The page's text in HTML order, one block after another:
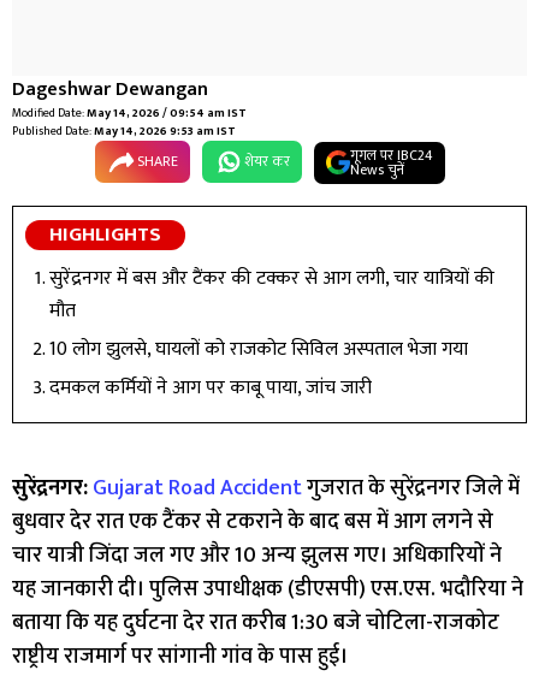
Dageshwar Dewangan
Modified Date:May 14, 2026 / 09:54 am IST
Published Date:May 14, 2026 9:53 am IST
SHARE शेयर कर गूगल पर IBC24
News चुनें
HIGHLIGHTS
सुरेंद्रनगर में बस और टैंकर की टक्कर से आग लगी, चार यात्रियों की
मौत
10 लोग झुलसे, घायलों को राजकोट सिविल अस्पताल भेजा गया
दमकल कर्मियों ने आग पर काबू पाया, जांच जारी
सुरेंद्रनगर:Gujarat Road Accidentगुजरात के सुरेंद्रनगर जिले में
बुधवार देर रात एक टैंकर से टकराने के बाद बस में आग लगने से
चार यात्री जिंदा जल गए और 10 अन्य झुलस गए। अधिकारियों ने
यह जानकारी दी। पुलिस उपाधीक्षक (डीएसपी) एस.एस. भदौरिया ने
बताया कि यह दुर्घटना देर रात करीब 1:30 बजे चोटिला-राजकोट
राष्ट्रीय राजमार्ग पर सांगानी गांव के पास हुई।